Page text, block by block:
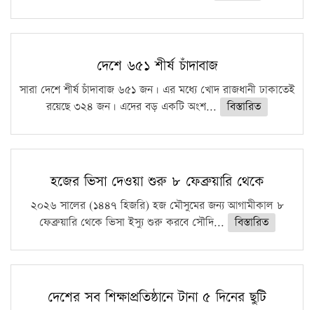
দেশে ৬৫১ শীর্ষ চাঁদাবাজ
সারা দেশে শীর্ষ চাঁদাবাজ ৬৫১ জন। এর মধ্যে খোদ রাজধানী ঢাকাতেই
রয়েছে ৩২৪ জন। এদের বড় একটি অংশ...
বিস্তারিত
হজের ভিসা দেওয়া শুরু ৮ ফেব্রুয়ারি থেকে
২০২৬ সালের (১৪৪৭ হিজরি) হজ মৌসুমের জন্য আগামীকাল ৮
ফেব্রুয়ারি থেকে ভিসা ইস্যু শুরু করবে সৌদি...
বিস্তারিত
দেশের সব শিক্ষাপ্রতিষ্ঠানে টানা ৫ দিনের ছুটি